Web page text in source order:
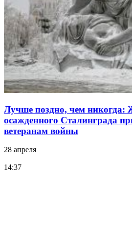
Лучше поздно, чем никогда:
осажденного Сталинграда
ветеранам войны
28 апреля
14:37